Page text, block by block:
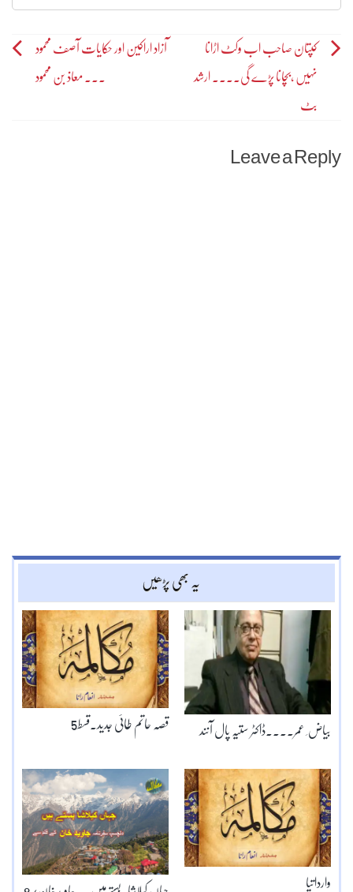
Post
navigation
کپتان صاحب اب وکٹ اڑانا
نہیں ،بچانا پڑے گی۔۔۔۔ ارشد
بٹ
آزاد اراکین اور حکایات آصف محمود
۔۔۔ معاذ بن محمود
Leave a Reply
یہ بھی پڑھیں
قصہ حاتم طائی جدید۔قسط5
بیاض ِ عمر۔۔۔۔ڈاکٹر ستیہ پال آنند
وارداتیا